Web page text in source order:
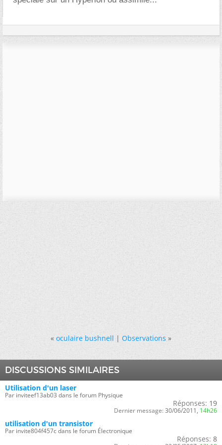
« oculaire bushnell|Observations »
DISCUSSIONS SIMILAIRES
Utilisation d'un laser
Par inviteef13ab03 dans le forum Physique
Réponses: 19
Dernier message: 30/06/2011, 14h26
utilisation d'un transistor
Par invite804f457c dans le forum Électronique
Réponses: 8